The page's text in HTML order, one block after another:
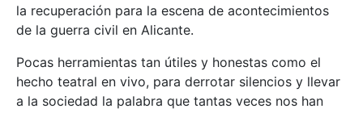
la recuperación para la escena de acontecimientos
de la guerra civil en Alicante.
Pocas herramientas tan útiles y honestas como el
hecho teatral en vivo, para derrotar silencios y llevar
a la sociedad la palabra que tantas veces nos han